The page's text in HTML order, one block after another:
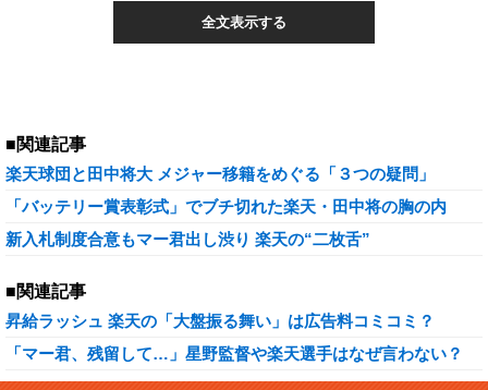
全文表示する
■関連記事
楽天球団と田中将大 メジャー移籍をめぐる「３つの疑問」
「バッテリー賞表彰式」でブチ切れた楽天・田中将の胸の内
新入札制度合意もマー君出し渋り 楽天の“二枚舌”
■関連記事
昇給ラッシュ 楽天の「大盤振る舞い」は広告料コミコミ？
「マー君、残留して…」星野監督や楽天選手はなぜ言わない？